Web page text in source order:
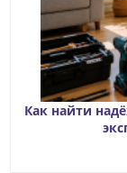
Как найти